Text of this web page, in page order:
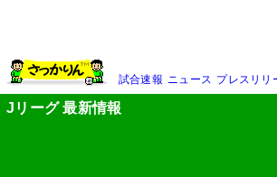
試合速報 ニュース プレスリリ
Jリーグ 最新情報